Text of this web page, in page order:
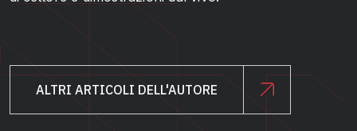
ALTRI ARTICOLI DELL'AUTORE